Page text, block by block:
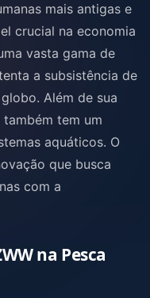
mais antigas e
crucial na economia
vasta gama de
a subsistência de
Além de sua
tem um
aquáticos. O
que busca
com a
na Pesca